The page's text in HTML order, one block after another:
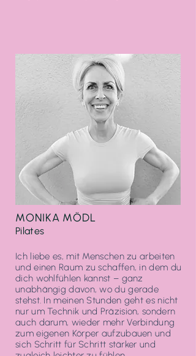
MONIKA MÖDL
Pilates
Ich liebe es, mit Menschen zu arbeiten
und einen Raum zu schaffen, in dem du
dich wohlfühlen kannst – ganz
unabhängig davon, wo du gerade
stehst. In meinen Stunden geht es nicht
nur um Technik und Präzision, sondern
auch darum, wieder mehr Verbindung
zum eigenen Körper aufzubauen und
sich Schritt für Schritt stärker und